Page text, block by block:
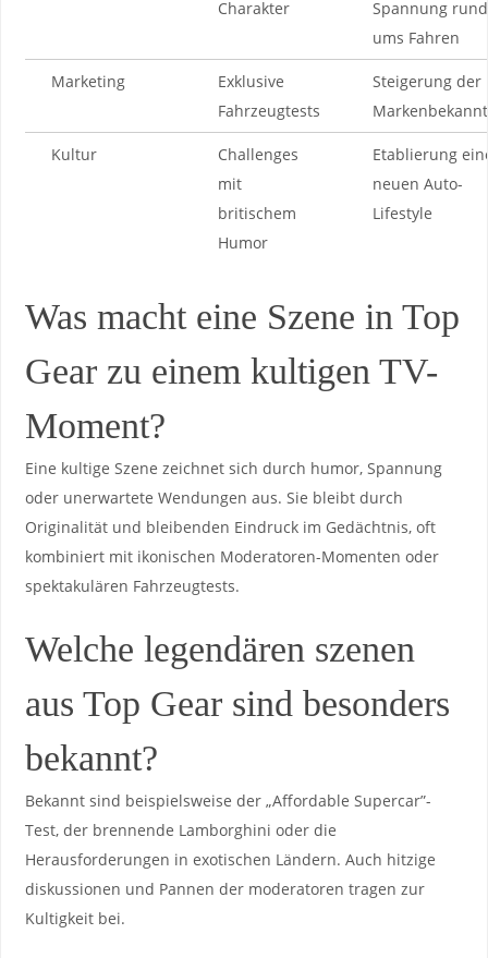
Charakter
Spannung rund
ums Fahren
Marketing
Exklusive
Fahrzeugtests
Steigerung der⁢
Kultur
Challenges​
mit
britischem
Humor
Etablierung
neuen⁢ Auto-
Lifestyle
Was​ macht eine​ Szene in Top
Gear⁢ zu einem kultigen ⁣TV-
Moment?
Eine​ kultige Szene zeichnet sich durch humor, Spannung
oder⁣ unerwartete Wendungen aus. Sie bleibt durch
Originalität und bleibenden Eindruck im‍ Gedächtnis, oft
kombiniert mit ikonischen Moderatoren-Momenten‌ oder
spektakulären⁢ Fahrzeugtests.
Welche legendären szenen
aus⁣ Top Gear sind besonders‍
bekannt?
Bekannt ​sind beispielsweise der „Affordable Supercar”-
Test, der brennende Lamborghini oder ⁤die​
Herausforderungen in exotischen ‌Ländern. ⁣Auch ⁤hitzige
diskussionen und⁢ Pannen der⁢ moderatoren tragen​ zur
Kultigkeit bei.